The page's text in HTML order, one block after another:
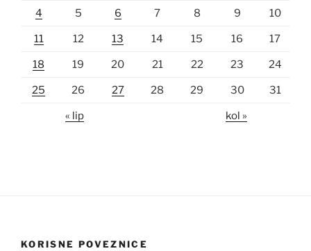
4 5 6 7 8 9 10
11 12 13 14 15 16 17
18 19 20 21 22 23 24
25 26 27 28 29 30 31
« lip kol »
KORISNE POVEZNICE